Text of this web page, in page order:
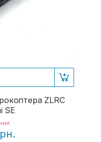
ZLRC
SE